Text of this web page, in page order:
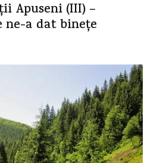
Apuseni (III) –
ne-a dat binețe